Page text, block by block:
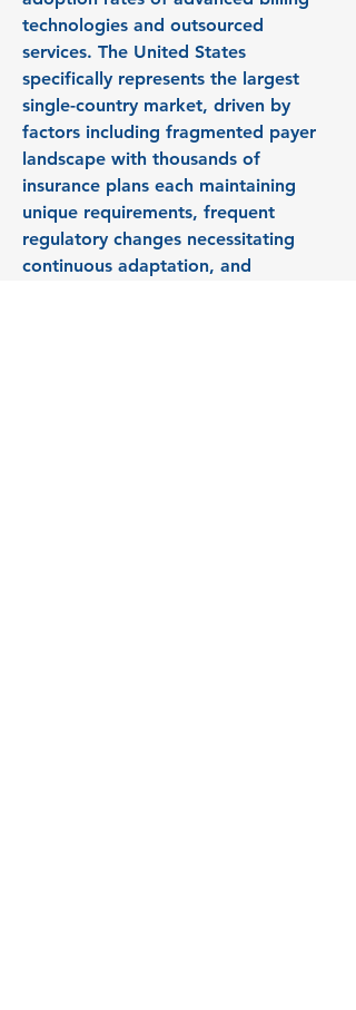
technologies and outsourced
services. The United States
specifically represents the largest
single-country market, driven by
factors including fragmented payer
landscape with thousands of
insurance plans each maintaining
unique requirements, frequent
regulatory changes necessitating
continuous adaptation, and